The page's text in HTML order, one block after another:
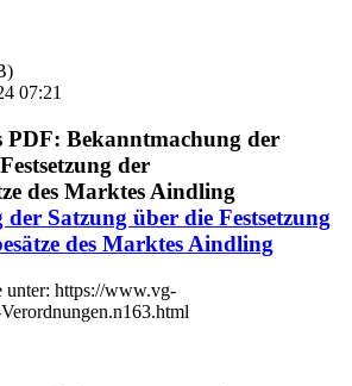
07:21
Satzung über die Festsetzung
des Marktes Aindling
unter: https://www.vg-